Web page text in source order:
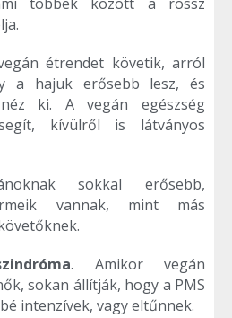
étrendet követik, arról
a hajuk erősebb lesz, és
néz ki. A vegán egészség
kívülről is látványos
sokkal erősebb,
vannak, mint más
. Amikor vegán
sokan állítják, hogy a PMS
intenzívek, vagy eltűnnek.